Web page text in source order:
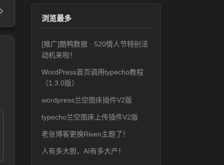
浏览最多
[推广]酷鸭数据 · 520情人节特别活
动机来啦！
WordPress首页调用typecho教程
（1.3.0版）
wordpress兰空图床插件V2版
typecho兰空图床上传插件V2版
老张博客更换Riven主题了！
人有多大胆，AI有多大产！